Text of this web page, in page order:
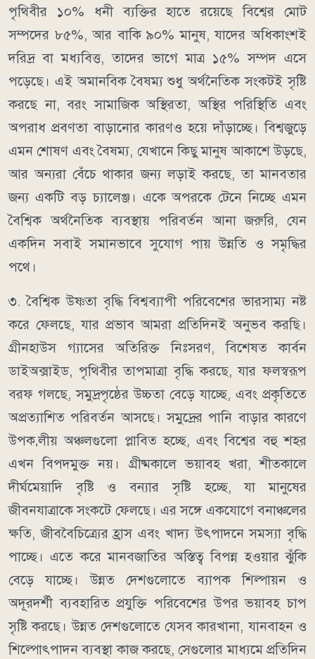
পৃথিবীর ১০% ধনী ব্যক্তির হাতে রয়েছে বিশ্বের মোট
সম্পদের ৮৫%, আর বাকি ৯০% মানুষ, যাদের অধিকাংশই
দরিদ্র বা মধ্যবিত্ত, তাদের ভাগে মাত্র ১৫% সম্পদ এসে
পড়েছে। এই অমানবিক বৈষম্য শুধু অর্থনৈতিক সংকটই সৃষ্টি
করছে না, বরং সামাজিক অস্থিরতা, অস্থির পরিস্থিতি এবং
অপরাধ প্রবণতা বাড়ানোর কারণও হয়ে দাঁড়াচ্ছে। বিশ্বজুড়ে
এমন শোষণ এবং বৈষম্য, যেখানে কিছু মানুষ আকাশে উড়ছে,
আর অন্যরা বেঁচে থাকার জন্য লড়াই করছে, তা মানবতার
জন্য একটি বড় চ্যালেঞ্জ। একে অপরকে টেনে নিচ্ছে এমন
বৈশ্বিক অর্থনৈতিক ব্যবস্থায় পরিবর্তন আনা জরুরি, যেন
একদিন সবাই সমানভাবে সুযোগ পায় উন্নতি ও সমৃদ্ধির
পথে।
৩. বৈশ্বিক উষ্ণতা বৃদ্ধি বিশ্বব্যাপী পরিবেশের ভারসাম্য নষ্ট
করে ফেলছে, যার প্রভাব আমরা প্রতিদিনই অনুভব করছি।
গ্রীনহাউস গ্যাসের অতিরিক্ত নিঃসরণ, বিশেষত কার্বন
ডাইঅক্সাইড, পৃথিবীর তাপমাত্রা বৃদ্ধি করছে, যার ফলস্বরূপ
বরফ গলছে, সমুদ্রপৃষ্ঠের উচ্চতা বেড়ে যাচ্ছে, এবং প্রকৃতিতে
অপ্রত্যাশিত পরিবর্তন আসছে। সমুদ্রের পানি বাড়ার কারণে
উপক‚লীয় অঞ্চলগুলো প্লাবিত হচ্ছে, এবং বিশ্বের বহু শহর
এখন বিপদমুক্ত নয়। গ্রীষ্মকালে ভয়াবহ খরা, শীতকালে
দীর্ঘমেয়াদি বৃষ্টি ও বন্যার সৃষ্টি হচ্ছে, যা মানুষের
জীবনযাত্রাকে সংকটে ফেলছে। এর সঙ্গে একযোগে বনাঞ্চলের
ক্ষতি, জীববৈচিত্র্যের হ্রাস এবং খাদ্য উৎপাদনে সমস্যা বৃদ্ধি
পাচ্ছে। এতে করে মানবজাতির অস্তিত্ব বিপন্ন হওয়ার ঝুঁকি
বেড়ে যাচ্ছে। উন্নত দেশগুলোতে ব্যাপক শিল্পায়ন ও
অদূরদর্শী ব্যবহারিত প্রযুক্তি পরিবেশের উপর ভয়াবহ চাপ
সৃষ্টি করছে। উন্নত দেশগুলোতে যেসব কারখানা, যানবাহন ও
শিল্পোৎপাদন ব্যবস্থা কাজ করছে, সেগুলোর মাধ্যমে প্রতিদিন